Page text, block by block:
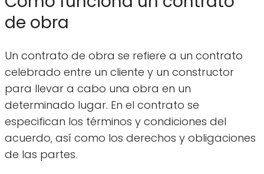
de obra
Un contrato de obra se refiere a un contrato
celebrado entre un cliente y un constructor
para llevar a cabo una obra en un
determinado lugar. En el contrato se
especifican los términos y condiciones del
acuerdo, así como los derechos y obligaciones
de las partes.